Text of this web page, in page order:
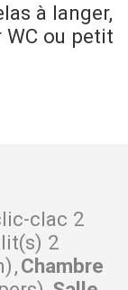
à langer,
ou petit
clac 2
lit(s) 2
Chambre